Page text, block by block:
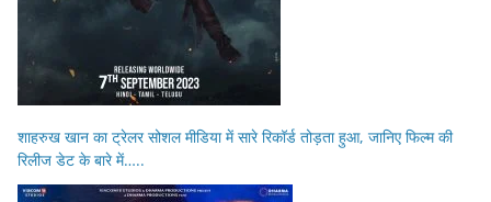
शाहरुख खान का ट्रेलर सोशल मीडिया में सारे रिकॉर्ड तोड़ता हुआ, जानिए फिल्म की
रिलीज डेट के बारे में…..